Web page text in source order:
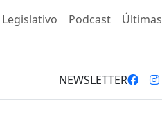
Legislativo Podcast Últimas
NEWSLETTER